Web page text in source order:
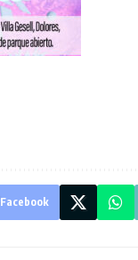
Facebook